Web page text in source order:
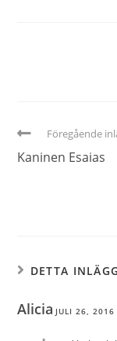
Föregående
Kaninen Esaias
DETTA
Alicia JULI 26, 2016